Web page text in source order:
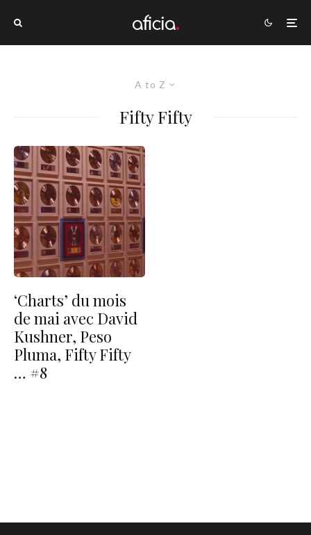
A to Z
Fifty Fifty
‘Charts’ du mois
de mai avec David
Kushner, Peso
Pluma, Fifty Fifty
… #8